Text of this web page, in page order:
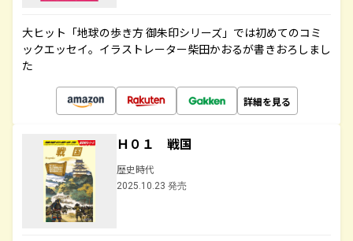
大ヒット「地球の歩き方 御朱印シリーズ」では初めてのコミ
ックエッセイ。イラストレーター柴田かおるが書きおろしまし
た
詳細を見る
Ｈ０１ 戦国
歴史時代
2025.10.23 発売